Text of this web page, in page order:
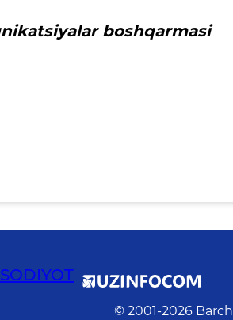
boshqarmasi
© 2001-2026